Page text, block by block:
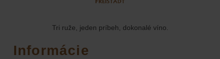
Tri ruže, jeden príbeh, dokonalé víno.
Informácie